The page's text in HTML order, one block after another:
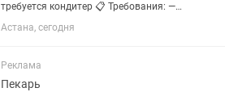
требуется кондитер 📋 Требования: —
Опыт работы от 6 мес — Возраст от 18
лет — Быстрая обучаемость —
правил — Пунктуальность —...
Астана, сегодня
Реклама
Пекарь